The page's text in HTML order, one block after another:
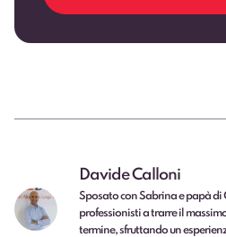
Davide Calloni
Sposato con Sabrina e papà di
professionisti a trarre il
termine, sfruttando un